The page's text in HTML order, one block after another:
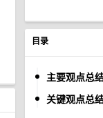
目录
主要观点总
关键观点总